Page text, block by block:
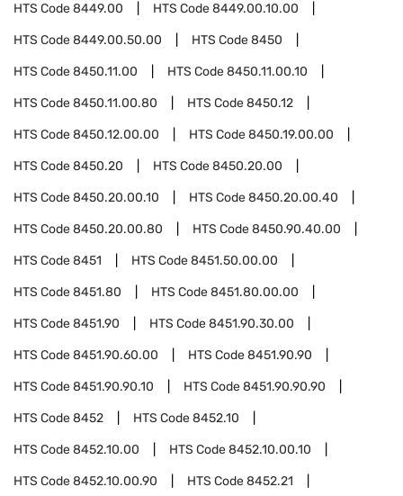
HTS Code8449.00 HTS Code8449.00.10.00
HTS Code8449.00.50.00 HTS Code8450
HTS Code8450.11.00 HTS Code8450.11.00.10
HTS Code8450.11.00.80 HTS Code8450.12
HTS Code8450.12.00.00 HTS Code8450.19.00.00
HTS Code8450.20 HTS Code8450.20.00
HTS Code8450.20.00.10 HTS Code8450.20.00.40
HTS Code8450.20.00.80 HTS Code8450.90.40.00
HTS Code8451 HTS Code8451.50.00.00
HTS Code8451.80 HTS Code8451.80.00.00
HTS Code8451.90 HTS Code8451.90.30.00
HTS Code8451.90.60.00 HTS Code8451.90.90
HTS Code8451.90.90.10 HTS Code8451.90.90.90
HTS Code8452 HTS Code8452.10
HTS Code8452.10.00 HTS Code8452.10.00.10
HTS Code8452.10.00.90 HTS Code8452.21